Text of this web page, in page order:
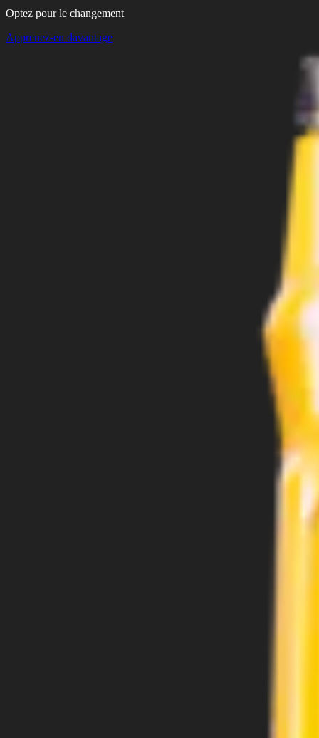
Optez pour le changement
Apprenez-en davantage